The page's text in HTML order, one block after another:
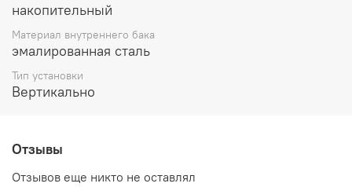
накопительный
Материал внутреннего бака
эмалированная сталь
Тип установки
Вертикально
Отзывы
Отзывов еще никто не оставлял